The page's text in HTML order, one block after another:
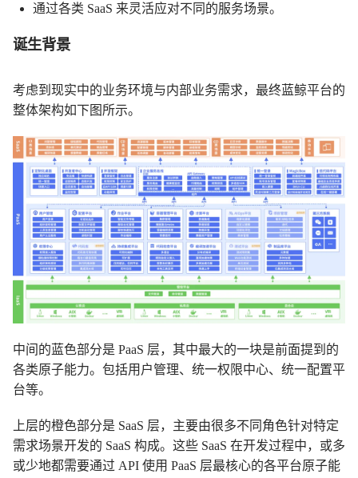
通过各类 SaaS 来灵活应对不同的服务场景。
诞生背景
考虑到现实中的业务环境与内部业务需求，最终蓝鲸平台的
整体架构如下图所示。
中间的蓝色部分是 PaaS 层，其中最大的一块是前面提到的
各类原子能力。包括用户管理、统一权限中心、统一配置平
台等。
上层的橙色部分是 SaaS 层，主要由很多不同角色针对特定
需求场景开发的 SaaS 构成。这些 SaaS 在开发过程中，或多
或少地都需要通过 API 使用 PaaS 层最核心的各平台原子能